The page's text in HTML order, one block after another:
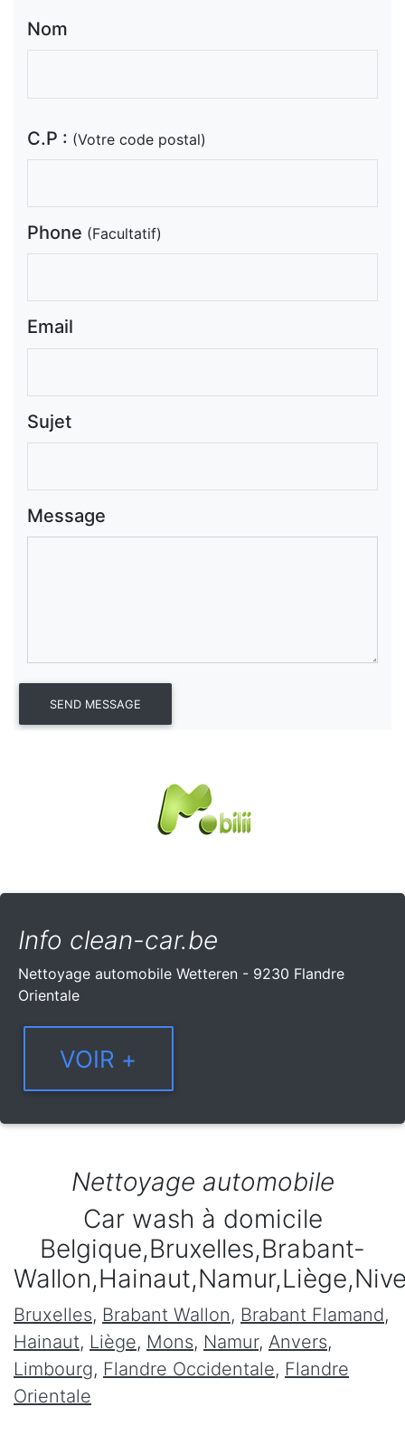
Nom
C.P : (Votre code postal)
Phone (Facultatif)
Email
Sujet
Message
Info clean-car.be
Nettoyage automobile Wetteren - 9230 Flandre
Orientale
Nettoyage automobile
Car wash à domicile
Belgique,Bruxelles,Brabant-
Bruxelles, Brabant Wallon, Brabant Flamand,
Hainaut, Liège, Mons, Namur, Anvers,
Limbourg, Flandre Occidentale, Flandre
Orientale